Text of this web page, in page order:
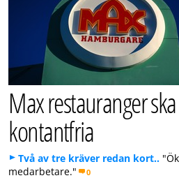
Max restauranger
kontantfria
Två av tre kräver redan kort..
medarbetare."
0